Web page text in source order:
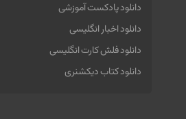
دانلود پادکست آموزشی
دانلود اخبار انگلیسی
دانلود فلش کارت انگلیسی
دانلود کتاب دیکشنری